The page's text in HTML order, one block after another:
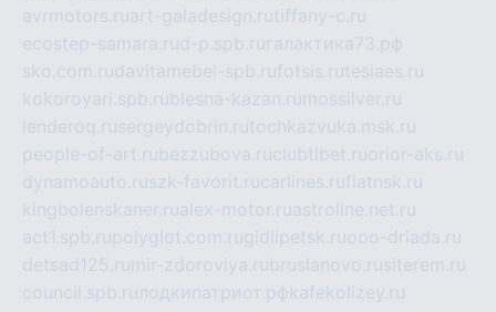
avrmotors.ruart-galadesign.rutiffany-c.ru
ecostep-samara.rud-p.spb.ru галактика73.рф
sko.com.rudavitamebel-spb.rufotsis.rutesiaes.ru
kokoroyari.spb.rublesna-kazan.ru mossilver.ru
lenderoq.rusergeydobrin.rutochkazvuka.msk.ru
people-of-art.rubezzubova.ruclubtibet.ruorior-aks.ru
dynamoauto.ruszk-favorit.rucarlines.ruflatnsk.ru
kingbolenskaner.rualex-motor.ruastroline.net.ru
act1.spb.rupolyglot.com.rugidlipetsk.ruooo-driada.ru
detsad125.ru mir-zdoroviya.rubruslanovo.rusiterem.ru
council.spb.ruлодкипатриот.рфkafekolizey.ru